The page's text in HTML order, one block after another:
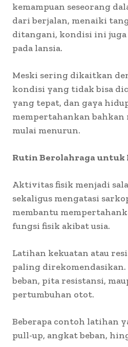
kemampuan seseorang
dari berjalan, menaiki
ditangani, kondisi ini
pada lansia.
Meski sering dikaitkan
kondisi yang tidak bisa
yang tepat, dan gaya
mempertahankan
mulai menurun.
Rutin Berolahraga untuk
Aktivitas fisik menjadi
sekaligus mengatasi
membantu
fungsi fisik akibat usia.
Latihan kekuatan atau
paling
beban, pita resistansi,
pertumbuhan otot.
Beberapa contoh latihan
pull-up, angkat beban,